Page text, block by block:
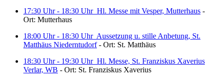
17:30 Uhr - 18:30 Uhr Hl. Messe mit Vesper, Mutterhaus -
Ort: Mutterhaus
18:00 Uhr - 18:30 Uhr Aussetzung u. stille Anbetung, St.
Matthäus Niederntudorf- Ort: St. Matthäus
18:30 Uhr - 19:30 Uhr Hl. Messe, St. Franziskus Xaverius
Verlar, WB - Ort: St. Franziskus Xaverius